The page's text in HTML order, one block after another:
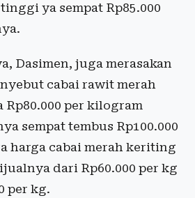
ya sempat Rp85.000
Dasimen, juga merasakan
cabai rawit merah
per kilogram
sempat tembus Rp100.000
harga cabai merah keriting
dari Rp60.000 per kg
per kg.